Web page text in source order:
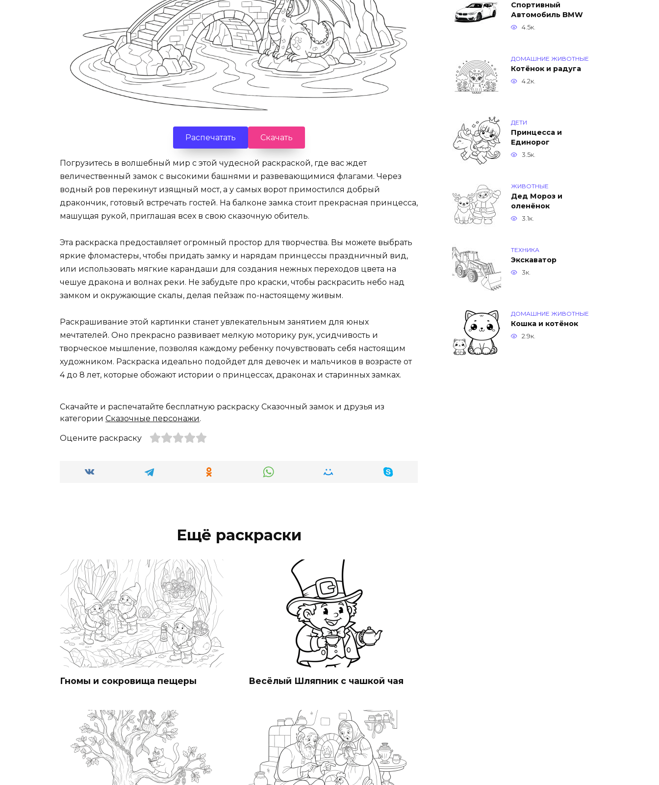
Распечатать Скачать
Погрузитесь в волшебный мир с этой чудесной раскраской, где вас ждет
величественный замок с высокими башнями и развевающимися флагами. Через
водный ров перекинут изящный мост, а у самых ворот примостился добрый
дракончик, готовый встречать гостей. На балконе замка стоит прекрасная принцесса,
машущая рукой, приглашая всех в свою сказочную обитель.
Эта раскраска предоставляет огромный простор для творчества. Вы можете выбрать
яркие фломастеры, чтобы придать замку и нарядам принцессы праздничный вид,
или использовать мягкие карандаши для создания нежных переходов цвета на
чешуе дракона и волнах реки. Не забудьте про краски, чтобы раскрасить небо над
замком и окружающие скалы, делая пейзаж по-настоящему живым.
Раскрашивание этой картинки станет увлекательным занятием для юных
мечтателей. Оно прекрасно развивает мелкую моторику рук, усидчивость и
творческое мышление, позволяя каждому ребенку почувствовать себя настоящим
художником. Раскраска идеально подойдет для девочек и мальчиков в возрасте от
4 до 8 лет, которые обожают истории о принцессах, драконах и старинных замках.
Скачайте и распечатайте бесплатную раскраску Сказочный замок и друзья из
категории Сказочные персонажи.
Оцените раскраску
Ещё раскраски
Гномы и сокровища пещеры Весёлый Шляпник с чашкой чая
Спортивный
Автомобиль BMW
4.5к.
ДОМАШНИЕ ЖИВОТНЫЕ
Котёнок и радуга
4.2к.
ДЕТИ
Принцесса и
Единорог
3.5к.
ЖИВОТНЫЕ
Дед Мороз и
оленёнок
3.1к.
ТЕХНИКА
Экскаватор
3к.
ДОМАШНИЕ ЖИВОТНЫЕ
Кошка и котёнок
2.9к.